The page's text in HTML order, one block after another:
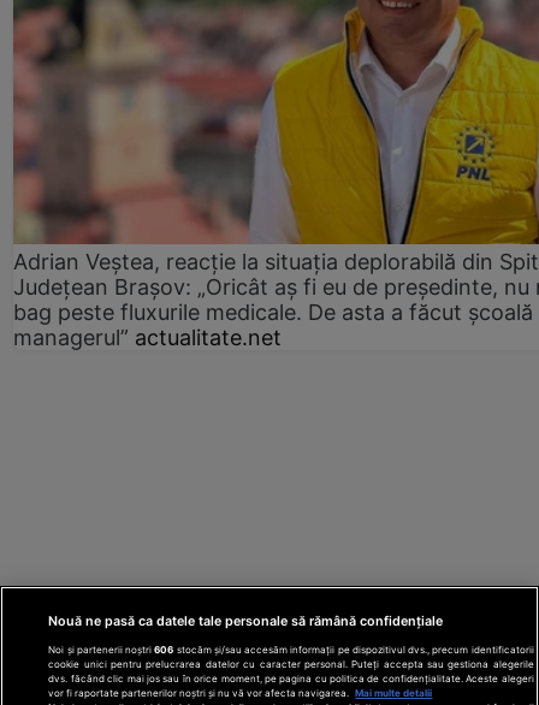
Adrian Veștea, reacție la situația deplorabilă din
Județean Brașov: „Oricât aș fi eu de președinte, nu
bag peste fluxurile medicale. De asta a făcut școală
managerul” actualitate.net
Nouă ne pasă ca datele tale personale să rămână confidențiale
Noi și partenerii noștri606 stocăm și/sau accesăm informații pe dispozitivul dvs., precum identificatorii
cookie unici pentru prelucrarea datelor cu caracter personal. Puteți accepta sau gestiona alegerile
dvs. făcând clic mai jos sau în orice moment, pe pagina cu politica de confidențialitate. Aceste alegeri
vor fi raportate partenerilor noștri și nu vă vor afecta navigarea.
Mai multe detalii